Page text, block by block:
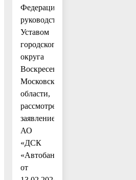
Федерации»,
руководствуясь
Уставом
городского
округа
Воскресенск
Московской
области,
рассмотрев
заявление
АО
«ДСК
«Автобан»
от